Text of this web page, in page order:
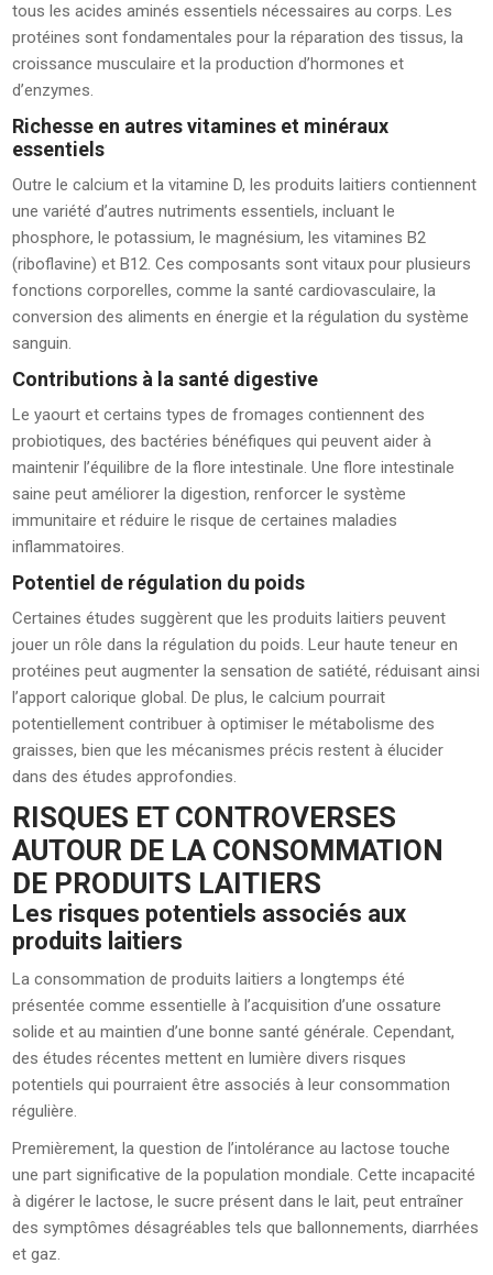
tous les acides aminés essentiels nécessaires au corps. Les
protéines sont fondamentales pour la réparation des tissus, la
croissance musculaire et la production d’hormones et
d’enzymes.
Richesse en autres vitamines et minéraux
essentiels
Outre le calcium et la vitamine D, les produits laitiers contiennent
une variété d’autres nutriments essentiels, incluant le
phosphore, le potassium, le magnésium, les vitamines B2
(riboflavine) et B12. Ces composants sont vitaux pour plusieurs
fonctions corporelles, comme la santé cardiovasculaire, la
conversion des aliments en énergie et la régulation du système
sanguin.
Contributions à la santé digestive
Le yaourt et certains types de fromages contiennent des
probiotiques, des bactéries bénéfiques qui peuvent aider à
maintenir l’équilibre de la flore intestinale. Une flore intestinale
saine peut améliorer la digestion, renforcer le système
immunitaire et réduire le risque de certaines maladies
inflammatoires.
Potentiel de régulation du poids
Certaines études suggèrent que les produits laitiers peuvent
jouer un rôle dans la régulation du poids. Leur haute teneur en
protéines peut augmenter la sensation de satiété, réduisant ainsi
l’apport calorique global. De plus, le calcium pourrait
potentiellement contribuer à optimiser le métabolisme des
graisses, bien que les mécanismes précis restent à élucider
dans des études approfondies.
RISQUES ET CONTROVERSES
AUTOUR DE LA CONSOMMATION
DE PRODUITS LAITIERS
Les risques potentiels associés aux
produits laitiers
La consommation de produits laitiers a longtemps été
présentée comme essentielle à l’acquisition d’une ossature
solide et au maintien d’une bonne santé générale. Cependant,
des études récentes mettent en lumière divers risques
potentiels qui pourraient être associés à leur consommation
régulière.
Premièrement, la question de l’intolérance au lactose touche
une part significative de la population mondiale. Cette incapacité
à digérer le lactose, le sucre présent dans le lait, peut entraîner
des symptômes désagréables tels que ballonnements, diarrhées
et gaz.